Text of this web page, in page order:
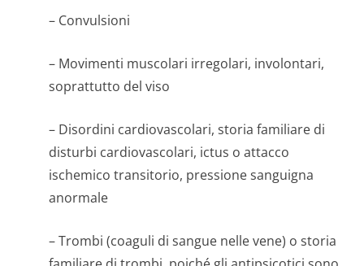
– Convulsioni
– Movimenti muscolari irregolari, involontari,
soprattutto del viso
– Disordini cardiovascolari, storia familiare di
disturbi cardiovascolari, ictus o attacco
ischemico transitorio, pressione sanguigna
anormale
– Trombi (coaguli di sangue nelle vene) o storia